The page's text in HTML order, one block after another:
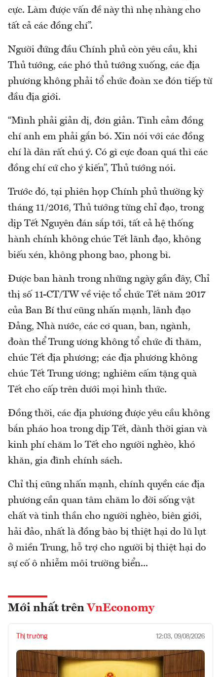
cực. Làm được vấn đề này thì nhẹ nhàng cho
tất cả các đồng chí”.
Người đứng đầu Chính phủ còn yêu cầu, khi
Thủ tướng, các phó thủ tướng xuống, các địa
phương không phải tổ chức đoàn xe đón tiếp từ
đầu địa giới.
“Mình phải giản dị, đơn giản. Tình cảm đồng
chí anh em phải gắn bó. Xin nói với các đồng
chí là dân rất chú ý. Có gì cực đoan quá thì các
đồng chí cứ cho ý kiến”, Thủ tướng nói.
Trước đó, tại phiên họp Chính phủ thường kỳ
tháng 11/2016, Thủ tướng từng chỉ đạo, trong
dịp Tết Nguyên đán sắp tới, tất cả hệ thống
hành chính không chúc Tết lãnh đạo, không
biếu xén, không phong bao, phong bì.
Được ban hành trong những ngày gần đây, Chỉ
thị số 11-CT/TW về việc tổ chức Tết năm 2017
của Ban Bí thư cũng nhấn mạnh, lãnh đạo
Đảng, Nhà nước, các cơ quan, ban, ngành,
đoàn thể Trung ương không tổ chức đi thăm,
chúc Tết địa phương; các địa phương không
chúc Tết Trung ương; nghiêm cấm tặng quà
Tết cho cấp trên dưới mọi hình thức.
Đồng thời, các địa phương được yêu cầu không
bắn pháo hoa trong dịp Tết, dành thời gian và
kinh phí chăm lo Tết cho người nghèo, khó
khăn, gia đình chính sách.
Chỉ thị cũng nhấn mạnh, chính quyền các địa
phương cần quan tâm chăm lo đời sống vật
chất và tinh thần cho người nghèo, biên giới,
hải đảo, nhất là đồng bào bị thiệt hại do lũ lụt
ở miền Trung, hỗ trợ cho người bị thiệt hại do
sự cố ô nhiễm môi trường biển...
Mới nhất trên VnEconomy
Thị trường 12:03, 09/08/2026